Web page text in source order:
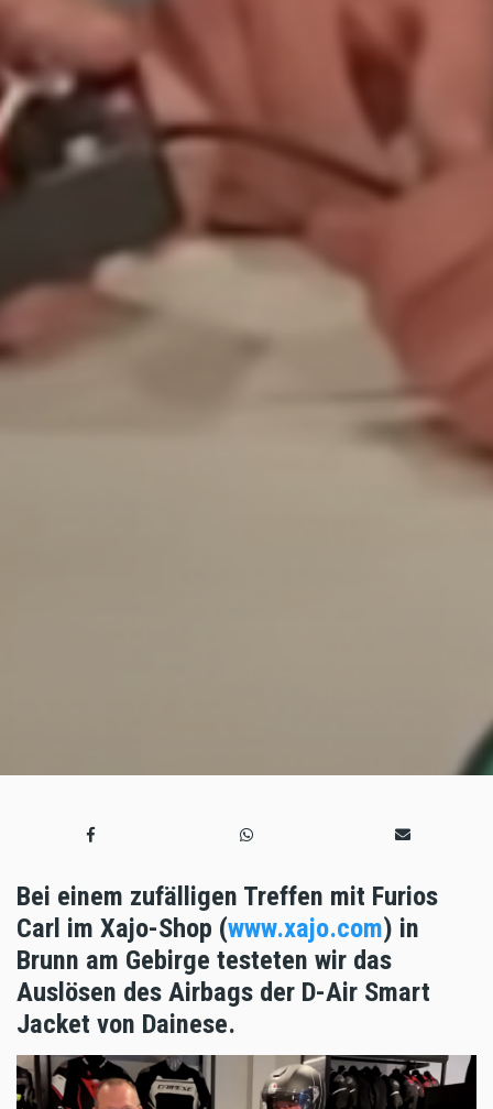
Bei einem zufälligen Treffen mit Furios
Carl im Xajo-Shop (www.xajo.com) in
Brunn am Gebirge testeten wir das
Auslösen des Airbags der D-Air Smart
Jacket von Dainese.